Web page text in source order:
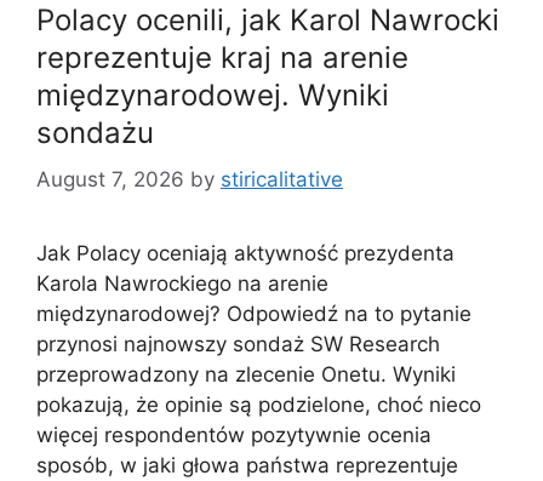
Polacy ocenili, jak Karol Nawrocki
reprezentuje kraj na arenie
międzynarodowej. Wyniki
sondażu
August 7, 2026 by stiricalitative
Jak Polacy oceniają aktywność prezydenta
Karola Nawrockiego na arenie
międzynarodowej? Odpowiedź na to pytanie
przynosi najnowszy sondaż SW Research
przeprowadzony na zlecenie Onetu. Wyniki
pokazują, że opinie są podzielone, choć nieco
więcej respondentów pozytywnie ocenia
sposób, w jaki głowa państwa reprezentuje